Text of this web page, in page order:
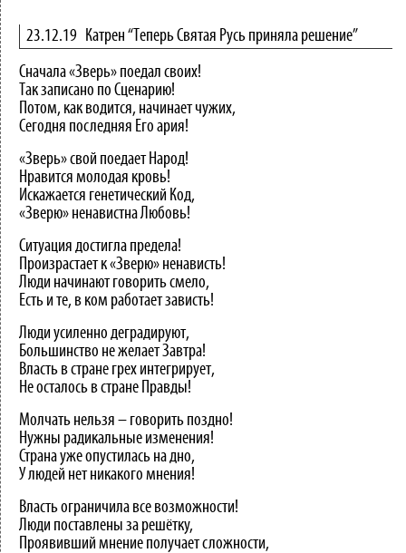
23.12.19 Катрен “Теперь Святая Русь приняла решение”
Сначала «Зверь» поедал своих!
Так записано по Сценарию!
Потом, как водится, начинает чужих,
Сегодня последняя Его ария!
«Зверь» свой поедает Народ!
Нравится молодая кровь!
Искажается генетический Код,
«Зверю» ненавистна Любовь!
Ситуация достигла предела!
Произрастает к «Зверю» ненависть!
Люди начинают говорить смело,
Есть и те, в ком работает зависть!
Люди усиленно деградируют,
Большинство не желает Завтра!
Власть в стране грех интегрирует,
Не осталось в стране Правды!
Молчать нельзя – говорить поздно!
Нужны радикальные изменения!
Страна уже опустилась на дно,
У людей нет никакого мнения!
Власть ограничила все возможности!
Люди поставлены за решётку,
Проявивший мнение получает сложности,